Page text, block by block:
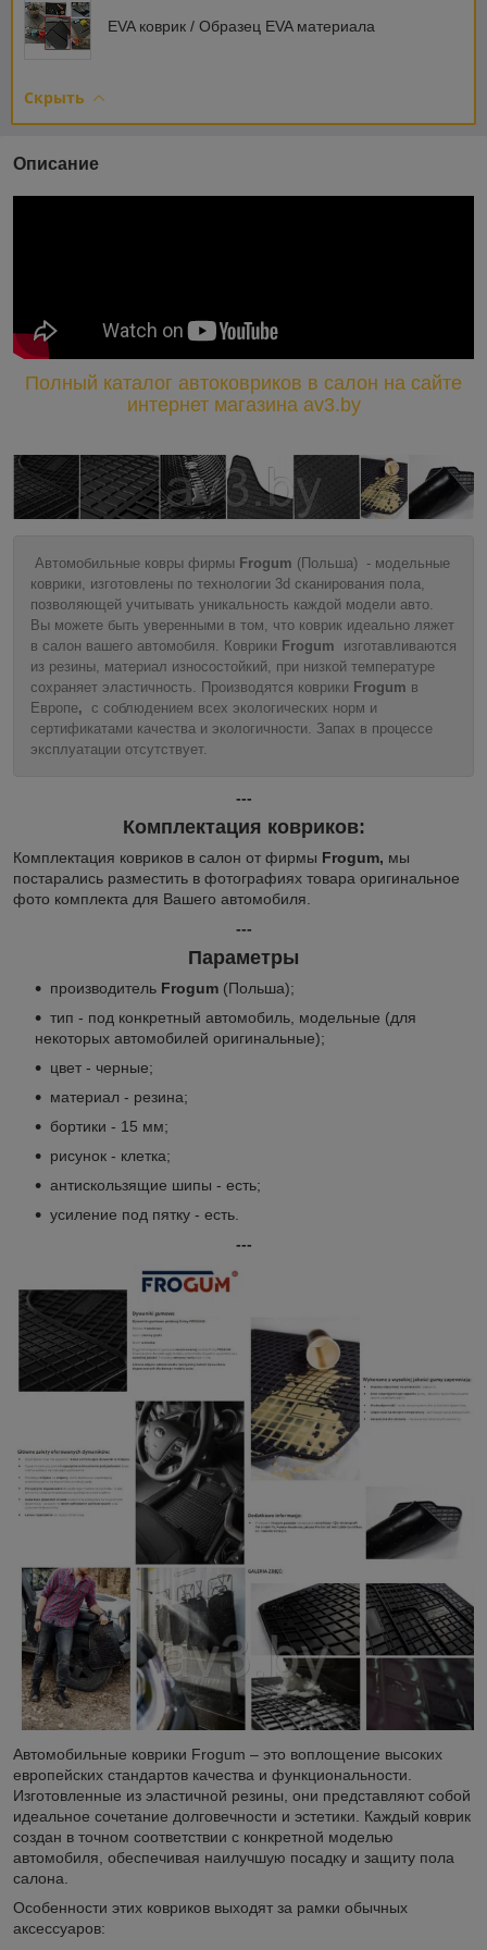
EVA коврик / Образец EVA материала
Скрыть
Описание
Полный каталог автоковриков в салон на сайте
интернет магазина av3.by
Автомобильные ковры фирмы Frogum (Польша) - модельные
коврики, изготовлены по технологии 3d сканирования пола,
позволяющей учитывать уникальность каждой модели авто.
Вы можете быть уверенными в том, что коврик идеально ляжет
в салон вашего автомобиля. Коврики Frogum изготавливаются
из резины, материал износостойкий, при низкой температуре
сохраняет эластичность. Производятся коврики Frogum в
Европе, с соблюдением всех экологических норм и
сертификатами качества и экологичности. Запах в процессе
эксплуатации отсутствует.
---
Комплектация ковриков:
Комплектация ковриков в салон от фирмы Frogum, мы
постарались разместить в фотографиях товара оригинальное
фото комплекта для Вашего автомобиля.
---
Параметры
производитель Frogum (Польша);
тип - под конкретный автомобиль, модельные (для
некоторых автомобилей оригинальные);
цвет - черные;
материал - резина;
бортики - 15 мм;
рисунок - клетка;
антискользящие шипы - есть;
усиление под пятку - есть.
---
Автомобильные коврики Frogum – это воплощение высоких
европейских стандартов качества и функциональности.
Изготовленные из эластичной резины, они представляют собой
идеальное сочетание долговечности и эстетики. Каждый коврик
создан в точном соответствии с конкретной моделью
автомобиля, обеспечивая наилучшую посадку и защиту пола
салона.
Особенности этих ковриков выходят за рамки обычных
аксессуаров: